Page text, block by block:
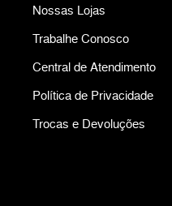
Nossas Lojas
Trabalhe Conosco
Central de Atendimento
Política de Privacidade
Trocas e Devoluções